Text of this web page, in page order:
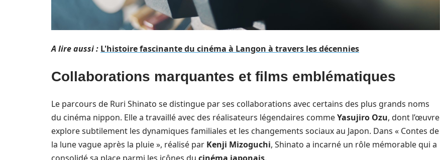
A lire aussi : L'histoire fascinante du cinéma à Langon à travers les décennies
Collaborations marquantes et films emblématiques
Le parcours de Ruri Shinato se distingue par ses collaborations avec certains des plus grands noms
du cinéma nippon. Elle a travaillé avec des réalisateurs légendaires commeYasujiro Ozu, dont l’œuvre
explore subtilement les dynamiques familiales et les changements sociaux au Japon. Dans « Contes de
la lune vague après la pluie », réalisé par Kenji Mizoguchi, Shinato a incarné un rôle mémorable qui a
consolidé sa place parmi les icônes du cinéma japonais.